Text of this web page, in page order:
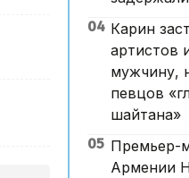
«Уахабист
Тілеухан
қатысты
04 Карин
артистов
мужчину,
певцов
шайтана»
05 Премьер-
Армении